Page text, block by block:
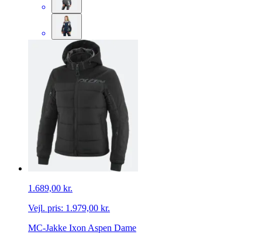
1.689,00 kr.
Vejl. pris: 1.979,00 kr.
MC-Jakke Ixon Aspen Dame